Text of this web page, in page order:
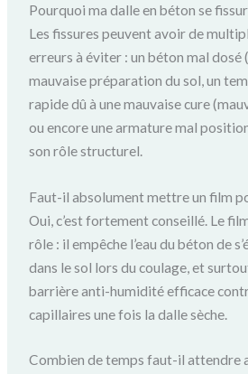
Pourquoi ma dalle en béton se
Les fissures peuvent avoir de
erreurs à éviter : un béton mal dosé
mauvaise préparation du sol, un
rapide dû à une mauvaise cure
ou encore une armature mal
son rôle structurel.
Faut-il absolument mettre un film
Oui, c’est fortement conseillé. Le
rôle : il empêche l’eau du béton de
dans le sol lors du coulage, et
barrière anti-humidité efficace
capillaires une fois la dalle sèche.
Combien de temps faut-il attendre